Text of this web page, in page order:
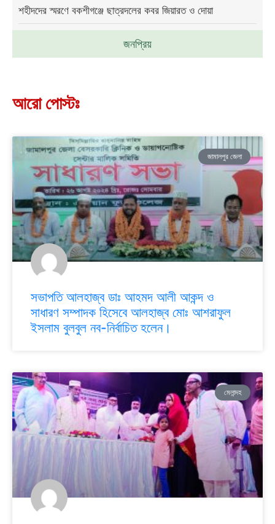
জনপ্রিয়
শহীদদের স্মরণে বকশীগঞ্জে ছাত্রদলের কবর জিয়ারত ও দোয়া
আরো পোস্টঃ
জামালপুর জেলা
সভাপতি আলহাজ্ব ডাঃ আহমদ আলী আকন্দ ও
সাধারণ সম্পাদক হিসেবে আলহাজ্ব মোঃ আশরাফুল
ইসলাম বুলবুল নব-নির্বাচিত হলেন।
মেলান্দহ